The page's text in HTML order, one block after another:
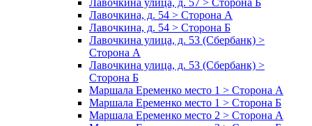
Лавочкина улица, д. 57 > Сторона Б
Лавочкина, д. 54 > Сторона А
Лавочкина, д. 54 > Сторона Б
Лавочкина улица, д. 53 (Сбербанк) >
Сторона А
Лавочкина улица, д. 53 (Сбербанк) >
Сторона Б
Маршала Еременко место 1 > Сторона А
Маршала Еременко место 1 > Сторона Б
Маршала Еременко место 2 > Сторона А